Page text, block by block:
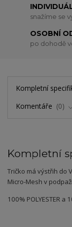
snažíme se
OSOBNÍ
po dohodě
Kompletní
Komentáře
0
Kompletní
Tričko má výstřih do
Micro-Mesh v
100% POLYESTER a